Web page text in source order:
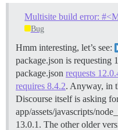
Bug
Hmm interesting, let’s see:
package.json is requesting
package.json requests
requires 8.4.2. Anyway, in
Discourse itself is asking
app/assets/javascripts/
13.0.1. The other older